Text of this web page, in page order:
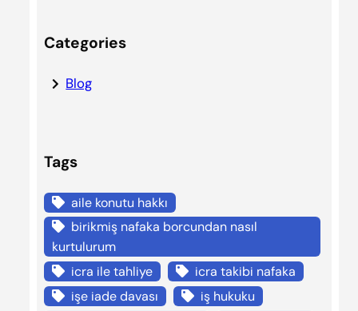
Categories
Blog
Tags
aile konutu hakkı
birikmiş nafaka borcundan nasıl
kurtulurum
icra ile tahliye
icra takibi nafaka
işe iade davası
iş hukuku